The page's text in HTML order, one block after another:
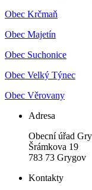
Obec Krčmaň
Obec Majetín
Obec Suchonice
Obec Velký Týnec
Obec Věrovany
Adresa
Obecní úřad
Šrámkova 19
783 73 Grygov
Kontakty